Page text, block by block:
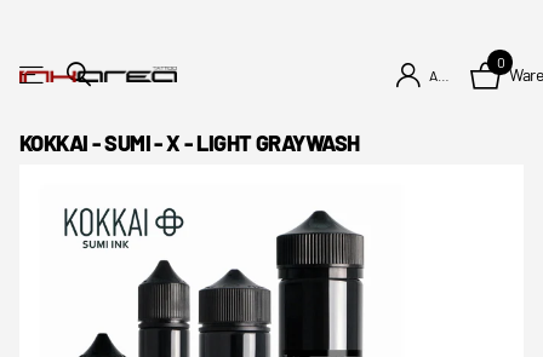
0
KOKKAI - SUMI - X - LIGHT GRAYWASH